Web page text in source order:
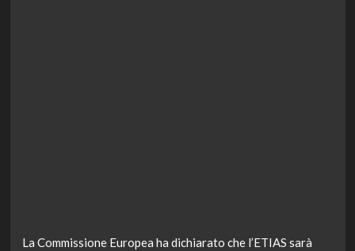
La Commissione Europea ha dichiarato che l’ETIAS sarà